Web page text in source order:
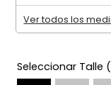
Ver todos los